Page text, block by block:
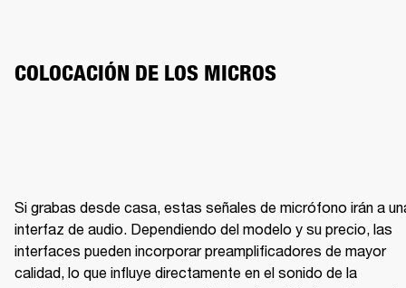
COLOCACIÓN DE LOS MICROS
BRILLO CON CLARIDAD
Si grabas desde casa, estas señales de micrófono irán a
interfaz de audio. Dependiendo del modelo y su precio, las
interfaces pueden incorporar preamplificadores de mayor
calidad, lo que influye directamente en el sonido de la